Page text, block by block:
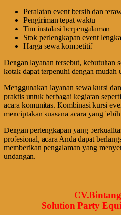
Peralatan event bersih dan
Pengiriman tepat waktu
Tim instalasi berpengalaman
Stok perlengkapan event
Harga sewa kompetitif
Dengan layanan tersebut, kebutuhan
kotak dapat terpenuhi dengan mudah
Menggunakan layanan sewa kursi
praktis untuk berbagai kegiatan
acara komunitas. Kombinasi kursi
menciptakan suasana acara yang
Dengan perlengkapan yang
profesional, acara Anda dapat
memberikan pengalaman yang
undangan.
Solution Party